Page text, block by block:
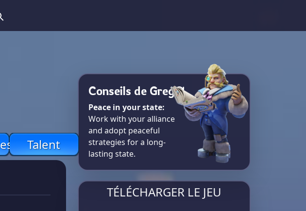
Talent
Conseils de Greg
Peace in your state:
Work with your alliance
and adopt peaceful
strategies for a long-
lasting state.
TÉLÉCHARGER LE JEU